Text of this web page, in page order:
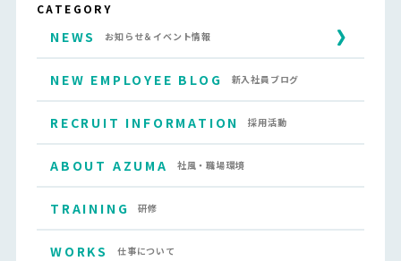
CATEGORY
NEWS お知らせ＆イベント情報
NEW EMPLOYEE BLOG 新入社員ブログ
RECRUIT INFORMATION 採用活動
ABOUT AZUMA 社風・職場環境
TRAINING 研修
WORKS 仕事について